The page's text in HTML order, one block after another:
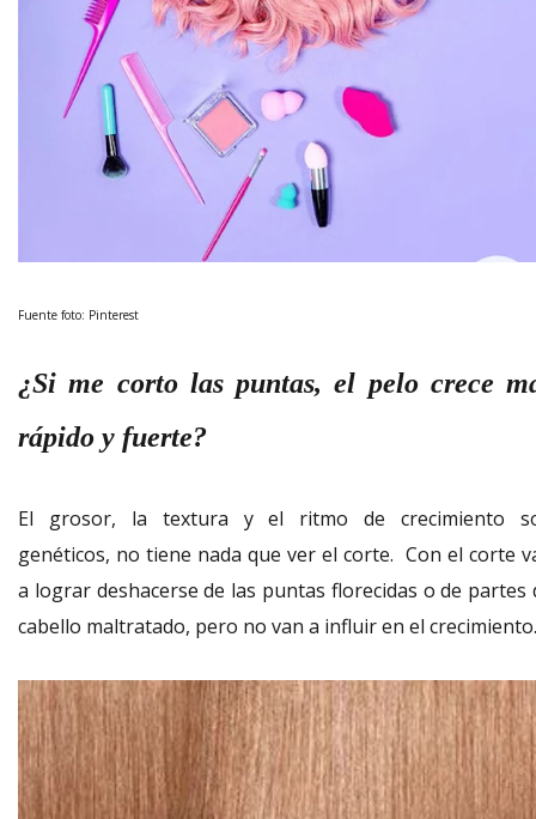
Fuente foto: Pinterest
¿Si me corto las puntas, el pelo crece
rápido y fuerte?
El grosor, la textura y el ritmo de crecimiento
genéticos, no tiene nada que ver el corte. Con el corte
a lograr deshacerse de las puntas florecidas o de partes
cabello maltratado, pero no van a influir en el crecimiento.